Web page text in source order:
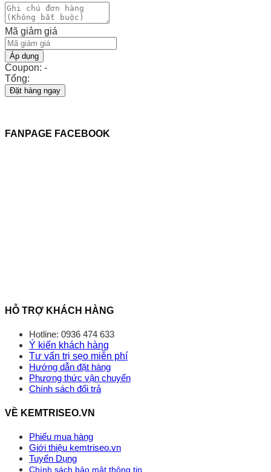
Mã giảm giá
Áp dụng
Coupon: -
Tổng:
Đặt hàng ngay
FANPAGE FACEBOOK
HỖ TRỢ KHÁCH HÀNG
Hotline: 0936 474 633
Ý kiến khách hàng
Tư vấn trị sẹo miễn phí
Hướng dẫn đặt hàng
Phương thức vận chuyển
Chính sách đổi trả
VỀ KEMTRISEO.VN
Phiếu mua hàng
Giới thiệu kemtriseo.vn
Tuyển Dụng
Chính sách bảo mật thông tin